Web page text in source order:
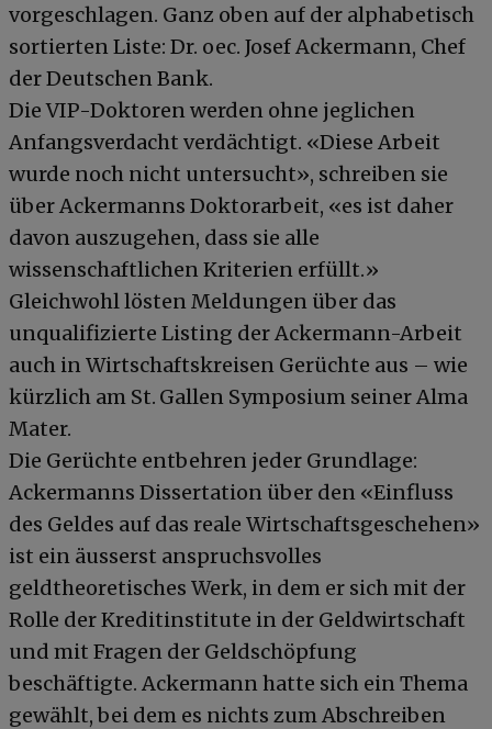
vorgeschlagen. Ganz oben auf der alphabetisch
sortierten Liste: Dr. oec. Josef Ackermann, Chef
der Deutschen Bank.
Die VIP-Doktoren werden ohne jeglichen
Anfangsverdacht verdächtigt. «Diese Arbeit
wurde noch nicht untersucht», schreiben sie
über Ackermanns Doktorarbeit, «es ist daher
davon auszugehen, dass sie alle
wissenschaftlichen Kriterien erfüllt.»
Gleichwohl lösten Meldungen über das
unqualifizierte Listing der Ackermann-Arbeit
auch in Wirtschaftskreisen Gerüchte aus – wie
kürzlich am St. Gallen Symposium seiner Alma
Mater.
Die Gerüchte entbehren jeder Grundlage:
Ackermanns Dissertation über den «Einfluss
des Geldes auf das reale Wirtschaftsgeschehen»
ist ein äusserst anspruchsvolles
geldtheoretisches Werk, in dem er sich mit der
Rolle der Kreditinstitute in der Geldwirtschaft
und mit Fragen der Geldschöpfung
beschäftigte. Ackermann hatte sich ein Thema
gewählt, bei dem es nichts zum Abschreiben